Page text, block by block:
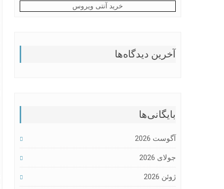
خرید آنتی ویروس
آخرین دیدگاه‌ها
بایگانی‌ها
آگوست 2026
جولای 2026
ژوئن 2026